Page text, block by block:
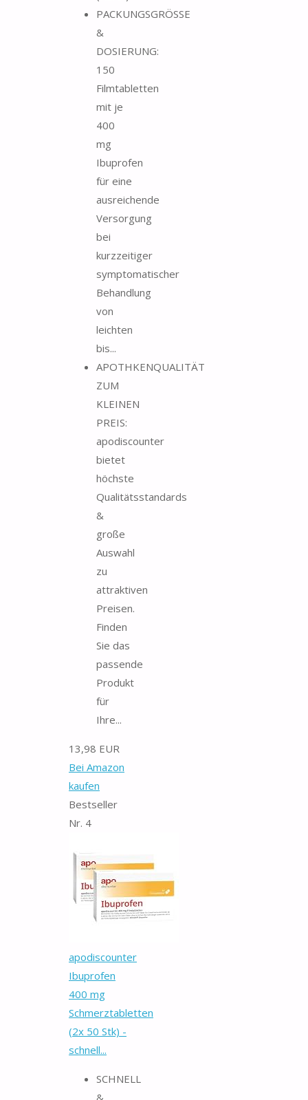
PACKUNGSGRÖSSE
&
DOSIERUNG:
150
Filmtabletten
mit je
400
mg
Ibuprofen
für eine
ausreichende
Versorgung
bei
kurzzeitiger
symptomatischer
Behandlung
von
leichten
bis...
APOTHKENQUALITÄT
ZUM
KLEINEN
PREIS:
apodiscounter
bietet
höchste
Qualitätsstandards
&
große
Auswahl
zu
attraktiven
Preisen.
Finden
Sie das
passende
Produkt
für
Ihre...
13,98 EUR
Bei Amazon
kaufen
Bestseller
Nr. 4
apodiscounter
Ibuprofen
400 mg
Schmerztabletten
(2x 50 Stk) -
schnell...
SCHNELL
&